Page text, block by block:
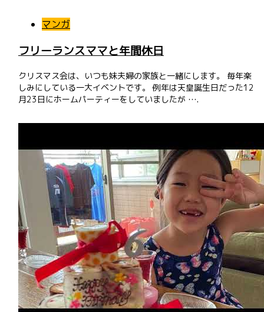
マンガ
フリーランスママと年間休日
クリスマス会は、いつも妹夫婦の家族と一緒にします。 毎年楽
しみにしている一大イベントです。 例年は天皇誕生日だった12
月23日にホームパーティーをしていましたが ….